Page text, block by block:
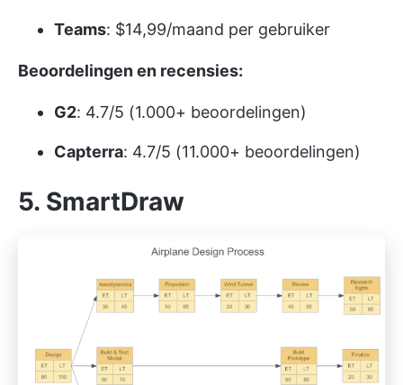
Teams: $14,99/maand per gebruiker
Beoordelingen en recensies:
G2: 4.7/5 (1.000+ beoordelingen)
Capterra: 4.7/5 (11.000+ beoordelingen)
5. SmartDraw